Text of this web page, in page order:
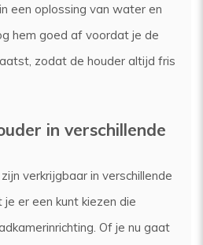
een oplossing van water en
hem goed af voordat je de
zodat de houder altijd fris
in verschillende
verkrijgbaar in verschillende
er een kunt kiezen die
Of je nu gaat